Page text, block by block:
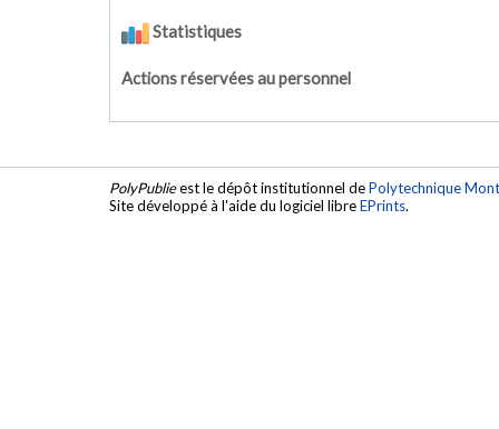
Statistiques
Actions réservées au personnel
PolyPublieest le dépôt institutionnel dePolytechnique
Site développé à l'aide du logiciel libreEPrints.